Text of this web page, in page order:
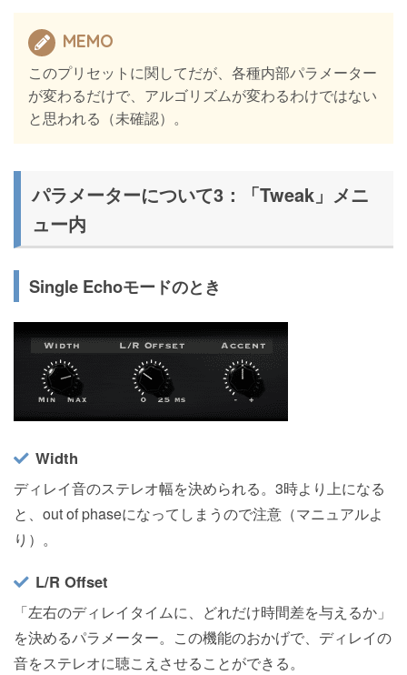
MEMO
このプリセットに関してだが、各種内部パラメーター
が変わるだけで、アルゴリズムが変わるわけではない
と思われる（未確認）。
パラメーターについて3：「Tweak」メニ
ュー内
Single Echoモードのとき
Width
ディレイ音のステレオ幅を決められる。3時より上になる
と、out of phaseになってしまうので注意（マニュアルよ
り）。
L/R Offset
「左右のディレイタイムに、どれだけ時間差を与えるか」
を決めるパラメーター。この機能のおかげで、ディレイの
音をステレオに聴こえさせることができる。